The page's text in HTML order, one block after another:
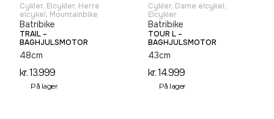
Cykler, Elcykler, Herre
elcykel, Mountainbike
Batribike
TRAIL –
BAGHJULSMOTOR
48cm
kr.13.999
På lager
Cykler, Dame elcykel,
Elcykler
Batribike
TOUR L –
BAGHJULSMOTOR
43cm
kr.14.999
På lager